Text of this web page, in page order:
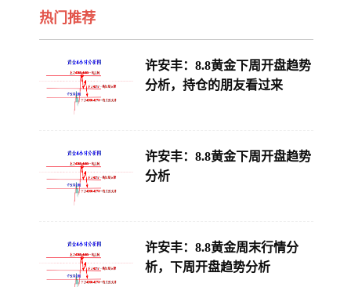
热门推荐
许安丰：8.8黄金下周开盘趋势
分析，持仓的朋友看过来
许安丰：8.8黄金下周开盘趋势
分析
许安丰：8.8黄金周末行情分
析，下周开盘趋势分析